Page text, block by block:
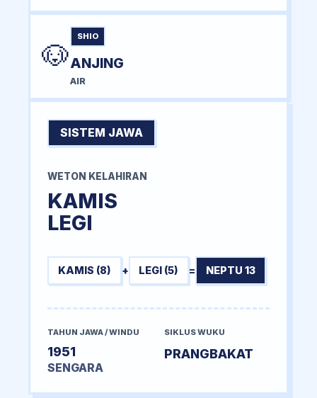
🐶
SHIO
ANJING
AIR
SISTEM JAWA
WETON KELAHIRAN
KAMIS
LEGI
KAMIS (8) + LEGI (5) = NEPTU 13
TAHUN JAWA / WINDU
1951
SENGARA
SIKLUS WUKU
PRANGBAKAT